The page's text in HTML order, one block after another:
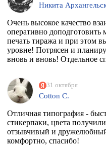
Никита
Очень высокое качество
оперативно доподготовить
печать тиража и при этом
уровне! Потрясен и
вновь и вновь! Отдельное
31 октября
Cotton C.
Отличная типография -
стикерпаки, цвета
отзывчивый и
комфортно, спасибо!